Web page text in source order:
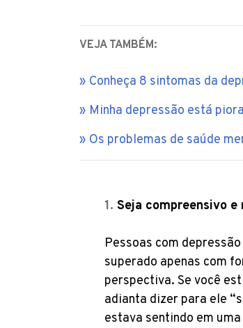
VEJA TAMBÉM:
Conheça 8 sintomas da
Minha depressão está
Os problemas de saúde
Seja compreensivo e
Pessoas com
superado apenas com
perspectiva. Se você
adianta dizer para ele
estava sentindo em